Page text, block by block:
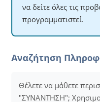
να δείτε όλες τις
προγραμματιστεί.
Αναζήτηση
Θέλετε να μάθετε
"ΣΥΝΑΝΤΗΣΗ";